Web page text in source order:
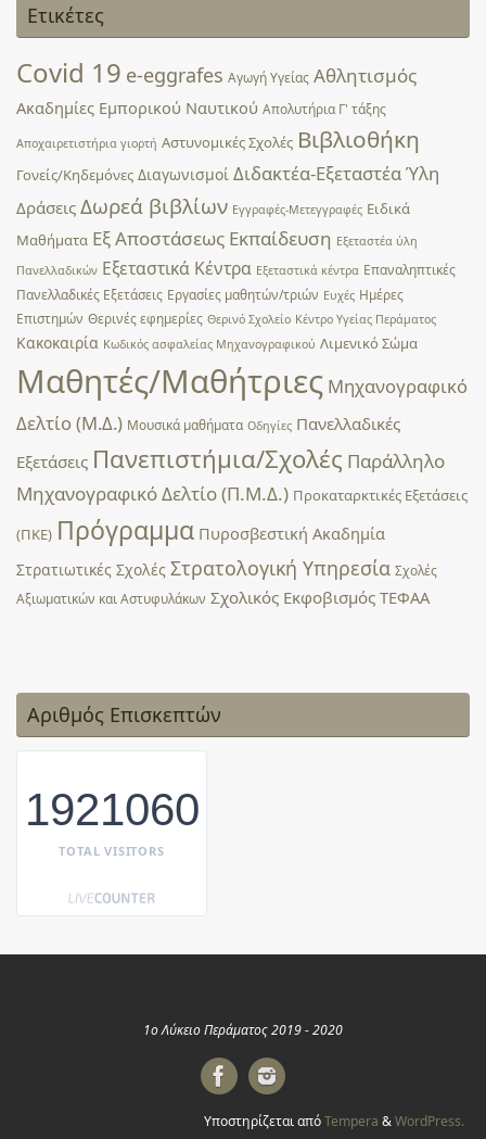
Ετικέτες
Covid 19 e-eggrafes Αγωγή Υγείας Αθλητισμός
Ακαδημίες Εμπορικού Ναυτικού Απολυτήρια Γ' τάξης
Αποχαιρετιστήρια γιορτή Αστυνομικές Σχολές Βιβλιοθήκη
Γονείς/Κηδεμόνες Διαγωνισμοί Διδακτέα-Εξεταστέα Ύλη
Δράσεις Δωρεά βιβλίων Εγγραφές-Μετεγγραφές Ειδικά
Μαθήματα Εξ Αποστάσεως Εκπαίδευση Εξεταστέα ύλη
Πανελλαδικών Εξεταστικά Κέντρα Εξεταστικά κέντρα Επαναληπτικές
Πανελλαδικές Εξετάσεις Εργασίες μαθητών/τριών Ευχές Ημέρες
Επιστημών Θερινές εφημερίες Θερινό Σχολείο Κέντρο Υγείας Περάματος
Κακοκαιρία Κωδικός ασφαλείας Μηχανογραφικού Λιμενικό Σώμα
Μαθητές/Μαθήτριες Μηχανογραφικό
Δελτίο (Μ.Δ.) Μουσικά μαθήματα Οδηγίες Πανελλαδικές
Εξετάσεις Πανεπιστήμια/Σχολές Παράλληλο
Μηχανογραφικό Δελτίο (Π.Μ.Δ.) Προκαταρκτικές Εξετάσεις
(ΠΚΕ) Πρόγραμμα Πυροσβεστική Ακαδημία
Στρατιωτικές Σχολές Στρατολογική Υπηρεσία Σχολές
Αξιωματικών και Αστυφυλάκων Σχολικός Εκφοβισμός ΤΕΦΑΑ
Αριθμός Επισκεπτών
1921060
TOTAL VISITORS
1ο Λύκειο Περάματος 2019 - 2020
Υποστηρίζεται απόTempera &WordPress.